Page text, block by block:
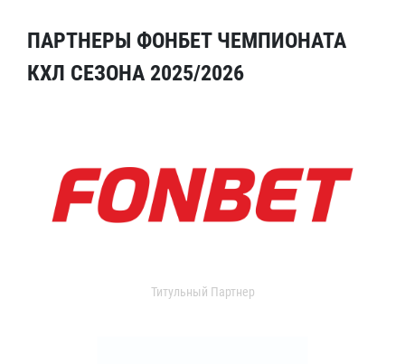
ПАРТНЕРЫ ФОНБЕТ ЧЕМПИОНАТА
КХЛ СЕЗОНА 2025/2026
Титульный Партнер